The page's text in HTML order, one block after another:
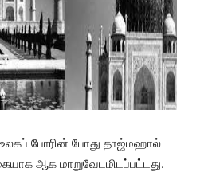
போரின் போது தாஜ்மஹால்
ஆக மாறுவேடமிடப்பட்டது.